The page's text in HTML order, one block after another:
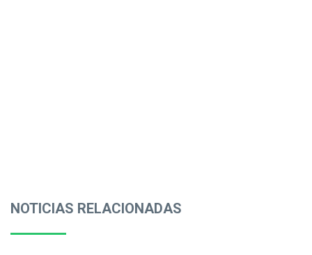
NOTICIAS RELACIONADAS